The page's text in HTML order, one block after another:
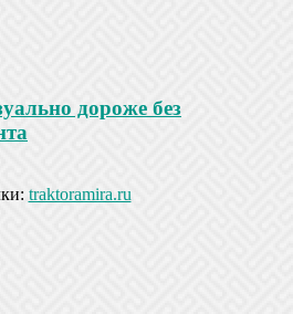
дороже без
traktoramira.ru